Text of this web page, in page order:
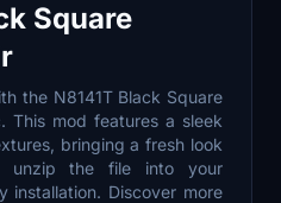
Square
the N8141T Black Square
This mod features a sleek
bringing a fresh look
unzip the file into your
installation. Discover more